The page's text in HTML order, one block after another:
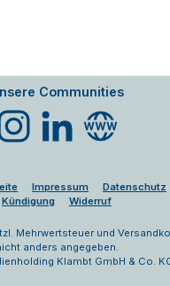
Communities
LinkedIn Website
Impressum Datenschutz
Kündigung
Widerruf
Mehrwertsteuer und
anders angegeben.
Klambt GmbH & Co.